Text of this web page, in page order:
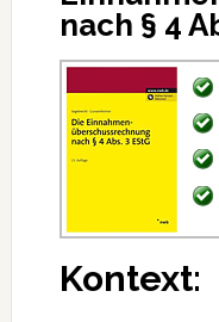
nach § 4
Kontext: